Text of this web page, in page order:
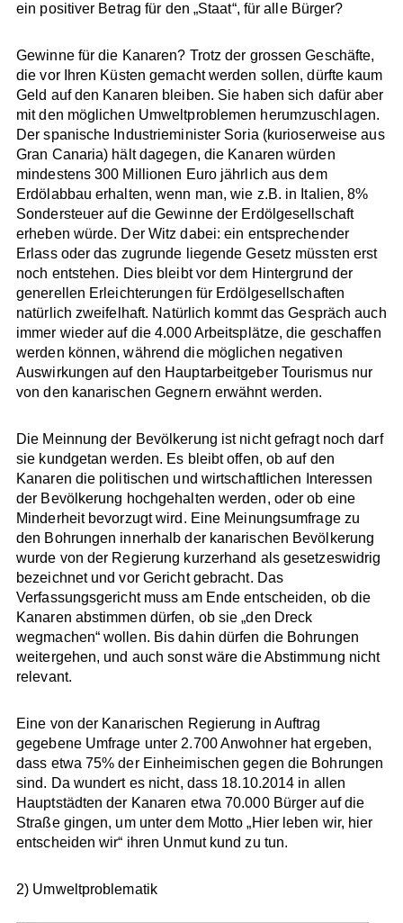
ein positiver Betrag für den „Staat“, für alle Bürger?
Gewinne für die Kanaren? Trotz der grossen Geschäfte,
die vor Ihren Küsten gemacht werden sollen, dürfte kaum
Geld auf den Kanaren bleiben. Sie haben sich dafür aber
mit den möglichen Umweltproblemen herumzuschlagen.
Der spanische Industrieminister Soria (kurioserweise aus
Gran Canaria) hält dagegen, die Kanaren würden
mindestens 300 Millionen Euro jährlich aus dem
Erdölabbau erhalten, wenn man, wie z.B. in Italien, 8%
Sondersteuer auf die Gewinne der Erdölgesellschaft
erheben würde. Der Witz dabei: ein entsprechender
Erlass oder das zugrunde liegende Gesetz müssten erst
noch entstehen. Dies bleibt vor dem Hintergrund der
generellen Erleichterungen für Erdölgesellschaften
natürlich zweifelhaft. Natürlich kommt das Gespräch auch
immer wieder auf die 4.000 Arbeitsplätze, die geschaffen
werden können, während die möglichen negativen
Auswirkungen auf den Hauptarbeitgeber Tourismus nur
von den kanarischen Gegnern erwähnt werden.
Die Meinnung der Bevölkerung ist nicht gefragt noch darf
sie kundgetan werden. Es bleibt offen, ob auf den
Kanaren die politischen und wirtschaftlichen Interessen
der Bevölkerung hochgehalten werden, oder ob eine
Minderheit bevorzugt wird. Eine Meinungsumfrage zu
den Bohrungen innerhalb der kanarischen Bevölkerung
wurde von der Regierung kurzerhand als gesetzeswidrig
bezeichnet und vor Gericht gebracht. Das
Verfassungsgericht muss am Ende entscheiden, ob die
Kanaren abstimmen dürfen, ob sie „den Dreck
wegmachen“ wollen. Bis dahin dürfen die Bohrungen
weitergehen, und auch sonst wäre die Abstimmung nicht
relevant.
Eine von der Kanarischen Regierung in Auftrag
gegebene Umfrage unter 2.700 Anwohner hat ergeben,
dass etwa 75% der Einheimischen gegen die Bohrungen
sind. Da wundert es nicht, dass 18.10.2014 in allen
Hauptstädten der Kanaren etwa 70.000 Bürger auf die
Straße gingen, um unter dem Motto „Hier leben wir, hier
entscheiden wir“ ihren Unmut kund zu tun.
2) Umweltproblematik